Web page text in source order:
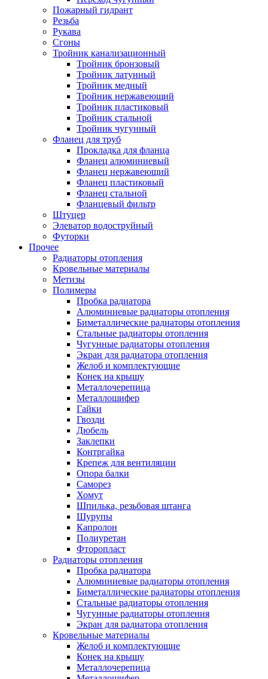
Пожарный гидрант
Резьба
Рукава
Сгоны
Тройник канализационный
Тройник бронзовый
Тройник латунный
Тройник медный
Тройник нержавеющий
Тройник пластиковый
Тройник стальной
Тройник чугунный
Фланец для труб
Прокладка для фланца
Фланец алюминиевый
Фланец нержавеющий
Фланец пластиковый
Фланец стальной
Фланцевый фильтр
Штуцер
Элеватор водоструйный
Футорки
Прочее
Радиаторы отопления
Кровельные материалы
Метизы
Полимеры
Пробка радиатора
Алюминиевые радиаторы отопления
Биметаллические радиаторы отопления
Стальные радиаторы отопления
Чугунные радиаторы отопления
Экран для радиатора отопления
Желоб и комплектующие
Конек на крышу
Металлочерепица
Металлошифер
Гайки
Гвозди
Дюбель
Заклепки
Контргайка
Крепеж для вентиляции
Опора балки
Саморез
Хомут
Шпилька, резьбовая штанга
Шурупы
Капролон
Полиуретан
Фторопласт
Радиаторы отопления
Пробка радиатора
Алюминиевые радиаторы отопления
Биметаллические радиаторы отопления
Стальные радиаторы отопления
Чугунные радиаторы отопления
Экран для радиатора отопления
Кровельные материалы
Желоб и комплектующие
Конек на крышу
Металлочерепица